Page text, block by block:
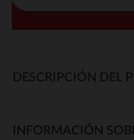
DESCRIPCIÓN DEL
INFORMACIÓN